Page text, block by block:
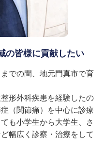
の皆様に貢献したい
での間、地元門真市で育
形外科疾患を経験したの
（関節痛）を中心に診療
も小学生から大学生、さ
幅広く診察・治療をして